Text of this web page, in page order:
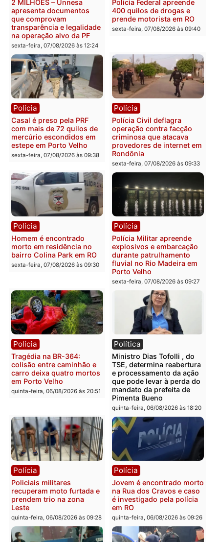
Você também vai querer ler...
Polícia
2 MILHÕES – Unnesa
apresenta documentos
que comprovam
transparência e legalidade
na operação alvo da PF
Polícia
Polícia Federal apreende
400 quilos de drogas e
prende motorista em RO
sexta-feira, 07/08/2026 às
Polícia
Casal é preso pela PRF
com mais de 72 quilos de
mercúrio escondidos em
Polícia
Polícia Civil deflagra
operação contra facção
criminosa que atacava
provedores de internet
Rondônia
sexta-feira, 07/08/2026 às
Polícia
Homem é encontrado
morto em residência no
bairro Colina Park em RO
Polícia
Polícia Militar apreende
explosivos e
durante patrulhamento
fluvial no Rio Madeira em
Porto Velho
sexta-feira, 07/08/2026 às
Polícia
Tragédia na BR-364:
colisão entre caminhão e
carro deixa quatro mortos
em Porto Velho
Política
Ministro Dias Tofolli , do
TSE, determina
e processamento da
que pode levar à perda